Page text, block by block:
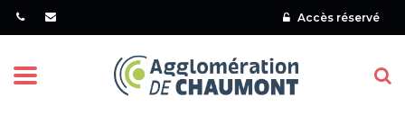
Accès réservé
Menu